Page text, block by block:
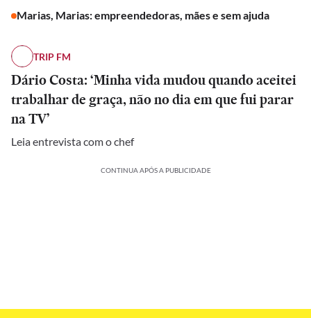
Marias, Marias: empreendedoras, mães e sem ajuda
TRIP FM
Dário Costa: ‘Minha vida mudou quando aceitei
trabalhar de graça, não no dia em que fui parar
na TV’
Leia entrevista com o chef
CONTINUA APÓS A PUBLICIDADE